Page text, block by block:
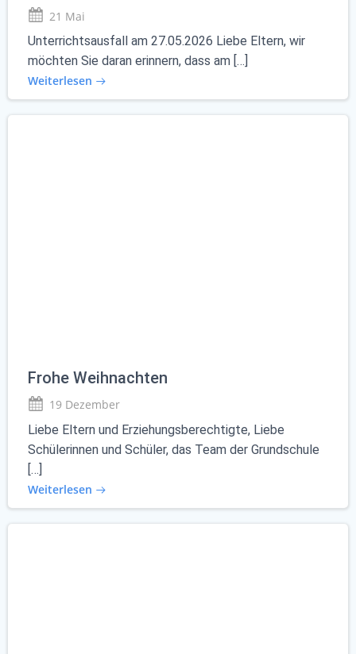
21 Mai
Unterrichtsausfall am 27.05.2026 Liebe Eltern, wir
möchten Sie daran erinnern, dass am […]
Weiterlesen
Frohe Weihnachten
19 Dezember
Liebe Eltern und Erziehungsberechtigte, Liebe
Schülerinnen und Schüler, das Team der Grundschule
[…]
Weiterlesen